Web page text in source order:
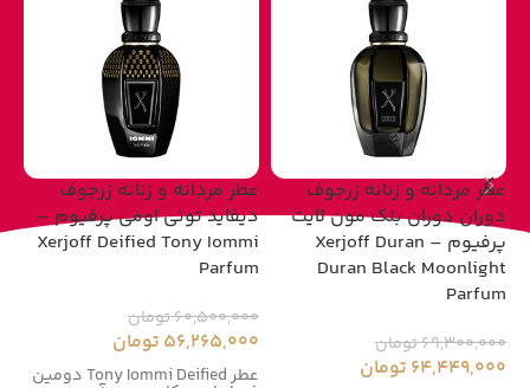
عطر مردانه و زنانه زرجوف
دوران دوران بلک مون لایت
پرفیوم – Xerjoff Duran
Duran Black Moonlight
Parfum
69,300,000تومان
64,449,000 تومان
عطر مردانه و زنانه زرجوف
دیفاید تونی اومی پرفیوم –
Xerjoff Deified Tony Iommi
Parfum
60,500,000تومان
56,265,000 تومان
عطر Tony Iommi Deified دومین